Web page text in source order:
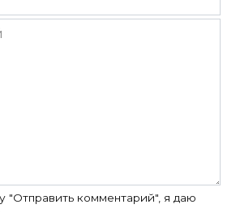
"Отправить комментарий", я даю